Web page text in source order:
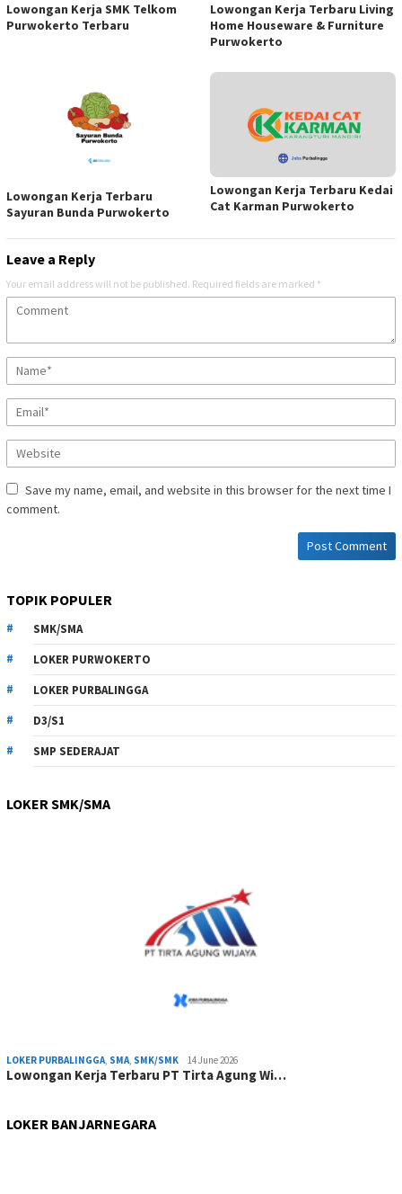
Lowongan Kerja SMK Telkom
Purwokerto Terbaru
Lowongan Kerja Terbaru Living
Home Houseware & Furniture
Purwokerto
Lowongan Kerja Terbaru
Sayuran Bunda Purwokerto
Lowongan Kerja Terbaru Kedai
Cat Karman Purwokerto
Leave a Reply
Your email address will not be published. Required fields are marked *
Save my name, email, and website in this browser for the next time I
comment.
TOPIK POPULER
SMK/SMA
LOKER PURWOKERTO
LOKER PURBALINGGA
D3/S1
SMP SEDERAJAT
LOKER SMK/SMA
LOKER PURBALINGGA, SMA, SMK/SMK 14 June 2026
Lowongan Kerja Terbaru PT Tirta Agung Wi…
LOKER BANJARNEGARA